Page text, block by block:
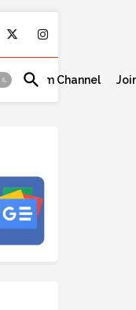
Telegram Channel